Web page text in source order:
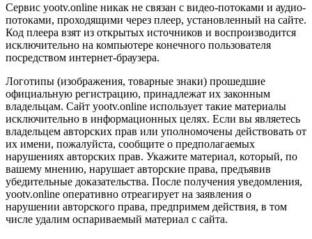
Сервис yootv.online никак не связан с видео-потоками и аудио-
потоками, проходящими через плеер, установленный на сайте.
Код плеера взят из открытых источников и воспроизводится
исключительно на компьютере конечного пользователя
посредством интернет-браузера.
Логотипы (изображения, товарные знаки) прошедшие
официальную регистрацию, принадлежат их законным
владельцам. Сайт yootv.online использует такие материалы
исключительно в информационных целях. Если вы являетесь
владельцем авторских прав или уполномочены действовать от
их имени, пожалуйста, сообщите о предполагаемых
нарушениях авторских прав. Укажите материал, который, по
вашему мнению, нарушает авторские права, предъявив
убедительные доказательства. После получения уведомления,
yootv.online оперативно отреагирует на заявления о
нарушении авторского права, предпримем действия, в том
числе удалим оспариваемый материал с сайта.